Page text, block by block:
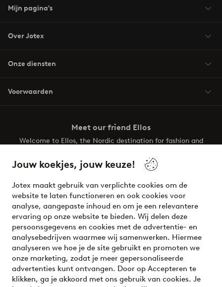
Jouw koekjes, jouw keuze!
Jotex maakt gebruik van verplichte cookies om de
website te laten functioneren en ook cookies voor
analyse, aangepaste inhoud en om je een relevantere
ervaring op onze website te bieden. Wij delen deze
persoonsgegevens en cookies met de advertentie- en
analysebedrijven waarmee wij samenwerken. Hiermee
analyseren we hoe je de site gebruikt en promoten we
onze marketing, zodat je meer gepersonaliseerde
advertenties kunt ontvangen. Door op Accepteren te
klikken, ga je akkoord met ons gebruik van cookies. Je
Mijn pagina's
Over Jotex
Onze diensten
Voorwaarden
Meet our friend Ellos
Welcome to Ellos, the Nordic destination for fashion and
your wardrobe. Your next inspiring look is here!
Veilig betalen - Nu betalen of opsplitsen
Wil je meer weten over onze betaalopties?